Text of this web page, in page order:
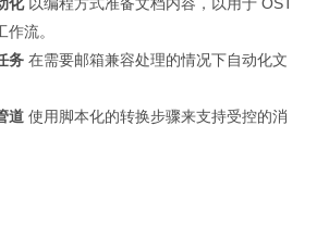
流。
务 在需要邮箱兼容处理的情况下自动化文
道 使用脚本化的转换步骤来支持受控的消